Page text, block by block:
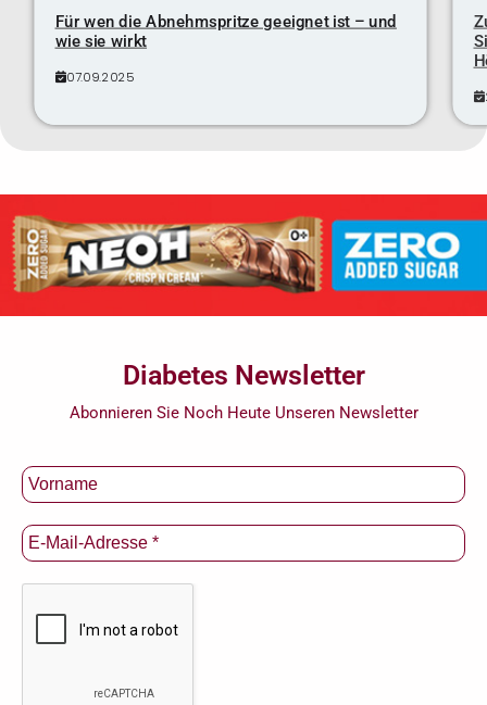
Für wen die Abnehmspritze geeignet ist – und
wie sie wirkt
07.09.2025
Diabetes Newsletter
Abonnieren Sie Noch Heute Unseren Newsletter